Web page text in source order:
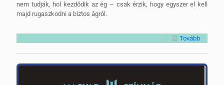
nem tudják, hol kezdődik az ég – csak érzik, hogy egyszer el kell
majd rugaszkodni a biztos ágról.
Tovább